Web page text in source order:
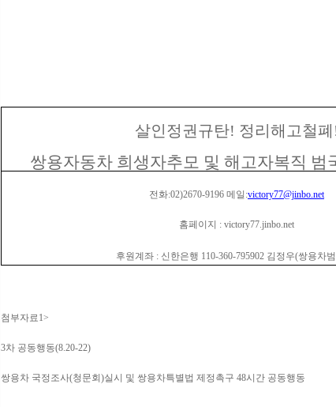
살인정권규탄! 정리해고철폐
쌍용자동차 희생자추모 및 해고자복직 범
전화:02)2670-9196 메일:victory77@jinbo.net
홈페이지 : victory77.jinbo.net
후원계좌 : 신한은행 110-360-795902 김정우(쌍용차
첨부자료1>
3차 공동행동(8.20-22)
쌍용차 국정조사(청문회)실시 및 쌍용차특별법 제정촉구 48시간 공동행동